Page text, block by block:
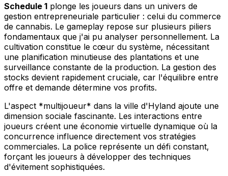
Schedule 1 plonge les joueurs dans un univers de
gestion entrepreneuriale particulier : celui du commerce
de cannabis. Le gameplay repose sur plusieurs piliers
fondamentaux que j'ai pu analyser personnellement. La
cultivation constitue le cœur du système, nécessitant
une planification minutieuse des plantations et une
surveillance constante de la production. La gestion des
stocks devient rapidement cruciale, car l'équilibre entre
offre et demande détermine vos profits.
L'aspect *multijoueur* dans la ville d'Hyland ajoute une
dimension sociale fascinante. Les interactions entre
joueurs créent une économie virtuelle dynamique où la
concurrence influence directement vos stratégies
commerciales. La police représente un défi constant,
forçant les joueurs à développer des techniques
d'évitement sophistiquées.